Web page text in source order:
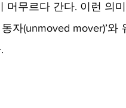
머무르다 간다. 이런 의
자(unmoved mover)’